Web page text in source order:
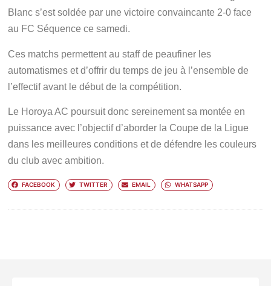
Blanc s’est soldée par une victoire convaincante 2-0 face
au FC Séquence ce samedi.
Ces matchs permettent au staff de peaufiner les
automatismes et d’offrir du temps de jeu à l’ensemble de
l’effectif avant le début de la compétition.
Le Horoya AC poursuit donc sereinement sa montée en
puissance avec l’objectif d’aborder la Coupe de la Ligue
dans les meilleures conditions et de défendre les couleurs
du club avec ambition.
FACEBOOK TWITTER EMAIL WHATSAPP